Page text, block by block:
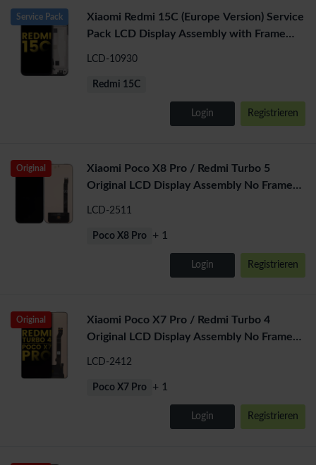
Service Pack
Xiaomi Redmi 15C (Europe Version) Service
Pack LCD Display Assembly with Frame
LCD-10930
Redmi 15C
Login Registrieren
Original
Xiaomi Poco X8 Pro / Redmi Turbo 5
Original LCD Display Assembly No Frame
LCD-2511
Poco X8 Pro + 1
Login Registrieren
Original
Xiaomi Poco X7 Pro / Redmi Turbo 4
Original LCD Display Assembly No Frame
LCD-2412
Poco X7 Pro + 1
Login Registrieren